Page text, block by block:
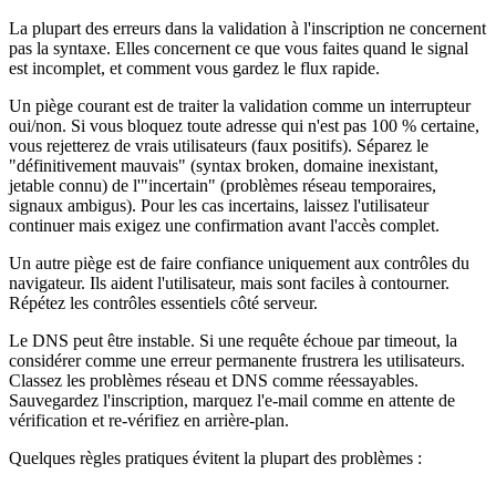
La plupart des erreurs dans la validation à l'inscription ne concernent
pas la syntaxe. Elles concernent ce que vous faites quand le signal
est incomplet, et comment vous gardez le flux rapide.
Un piège courant est de traiter la validation comme un interrupteur
oui/non. Si vous bloquez toute adresse qui n'est pas 100 % certaine,
vous rejetterez de vrais utilisateurs (faux positifs). Séparez le
"définitivement mauvais" (syntax broken, domaine inexistant,
jetable connu) de l'"incertain" (problèmes réseau temporaires,
signaux ambigus). Pour les cas incertains, laissez l'utilisateur
continuer mais exigez une confirmation avant l'accès complet.
Un autre piège est de faire confiance uniquement aux contrôles du
navigateur. Ils aident l'utilisateur, mais sont faciles à contourner.
Répétez les contrôles essentiels côté serveur.
Le DNS peut être instable. Si une requête échoue par timeout, la
considérer comme une erreur permanente frustrera les utilisateurs.
Classez les problèmes réseau et DNS comme réessayables.
Sauvegardez l'inscription, marquez l'e‑mail comme en attente de
vérification et re‑vérifiez en arrière‑plan.
Quelques règles pratiques évitent la plupart des problèmes :